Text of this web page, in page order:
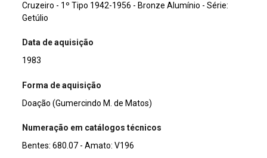
Cruzeiro - 1º Tipo 1942-1956 - Bronze Alumínio - Série:
Getúlio
Data de aquisição
1983
Forma de aquisição
Doação (Gumercindo M. de Matos)
Numeração em catálogos técnicos
Bentes: 680.07 - Amato: V196